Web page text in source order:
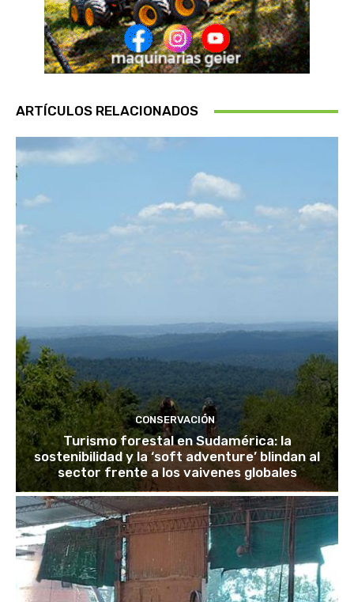
ARTÍCULOS RELACIONADOS
CONSERVACIÓN
Turismo forestal en Sudamérica: la
sostenibilidad y la ‘soft adventure’ blindan al
sector frente a los vaivenes globales